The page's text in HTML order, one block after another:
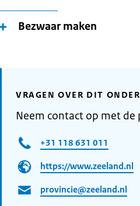
Bezwaar maken
VRAGEN OVER DIT
Neem contact op met de
+31 118 631 011
https://www.zeeland.nl
provincie@zeeland.nl